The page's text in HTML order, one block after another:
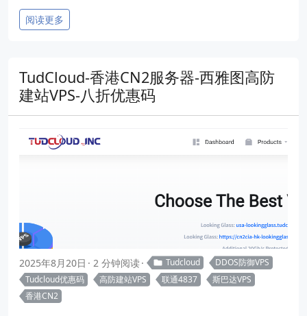
阅读更多
TudCloud-香港CN2服务器-西雅图高防
建站VPS-八折优惠码
2025年8月20日 2 分钟阅读 Tudcloud
DDOS防御VPS
Tudcloud优惠码
高防建站VPS 联通4837
斯巴达VPS
香港CN2